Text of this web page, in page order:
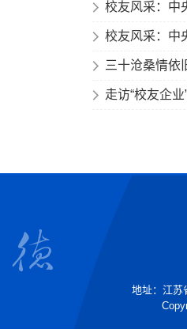
校友风采：中
校友风采：中
三十沧桑情
走访“校友企
地址：江苏